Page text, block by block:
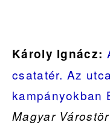
Károly Ignácz:
csatatér. Az
kampányokban
Magyar